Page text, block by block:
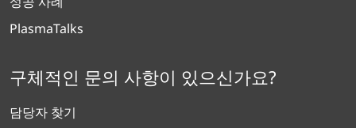
PlasmaTalks
구체적인 문의 사항이 있으신가요?
담당자 찾기